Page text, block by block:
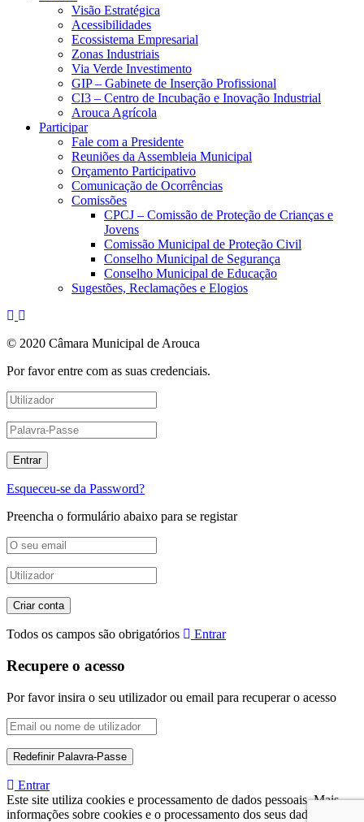
Visão Estratégica
Acessibilidades
Ecossistema Empresarial
Zonas Industriais
Via Verde Investimento
GIP – Gabinete de Inserção Profissional
CI3 – Centro de Incubação e Inovação Industrial
Arouca Agrícola
Participar
Fale com a Presidente
Reuniões da Assembleia Municipal
Orçamento Participativo
Comunicação de Ocorrências
Comissões
CPCJ – Comissão de Proteção de Crianças e
Jovens
Comissão Municipal de Proteção Civil
Conselho Municipal de Segurança
Conselho Municipal de Educação
Sugestões, Reclamações e Elogios
© 2020 Câmara Municipal de Arouca
Por favor entre com as suas credenciais.
Esqueceu-se da Password?
Preencha o formulário abaixo para se registar
Todos os campos são obrigatórios Entrar
Recupere o acesso
Por favor insira o seu utilizador ou email para recuperar o acesso
Entrar
Este site utiliza cookies e processamento de dados pessoais. Mais
informações sobre cookies e o processamento dos seus dados